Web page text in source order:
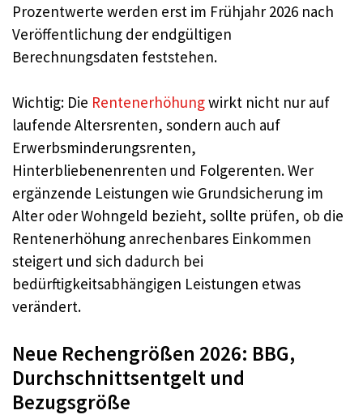
Prozentwerte werden erst im Frühjahr 2026 nach
Veröffentlichung der endgültigen
Berechnungsdaten feststehen.
Wichtig: Die Rentenerhöhungwirkt nicht nur auf
laufende Altersrenten, sondern auch auf
Erwerbsminderungsrenten,
Hinterbliebenenrenten und Folgerenten. Wer
ergänzende Leistungen wie Grundsicherung im
Alter oder Wohngeld bezieht, sollte prüfen, ob die
Rentenerhöhung anrechenbares Einkommen
steigert und sich dadurch bei
bedürftigkeitsabhängigen Leistungen etwas
verändert.
Neue Rechengrößen 2026: BBG,
Durchschnittsentgelt und
Bezugsgröße